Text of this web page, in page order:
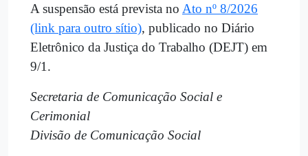
A suspensão está prevista no Ato nº 8/2026
(link para outro sítio), publicado no Diário
Eletrônico da Justiça do Trabalho (DEJT) em
9/1.
Secretaria de Comunicação Social e
Cerimonial
Divisão de Comunicação Social